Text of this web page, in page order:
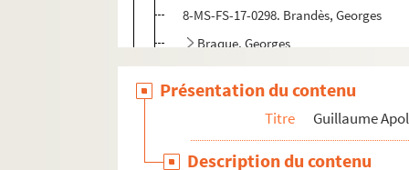
8-MS-FS-17-0298. Brandès, Georges
Braque, Georges
4-MS-FS-17-1243. Brésil, Marc
Breton, André
4-MS-FS-17-0678. Briffaut, Georges
4-MS-FS-17-0679. Brunot, Ferdinand
Présentation du contenu
Titre Guillaume
Description du contenu